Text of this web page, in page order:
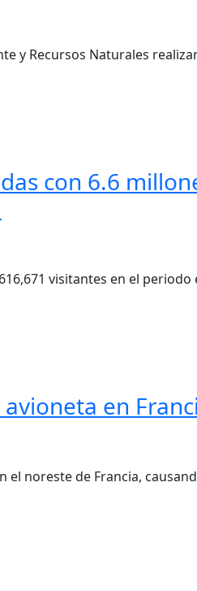
y Recursos Naturales
con 6.6
visitantes en el
en
noreste de Francia,